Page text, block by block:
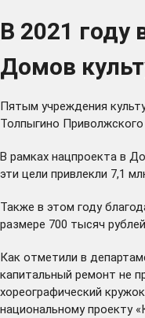
В 2021 году
Домов
Пятым учреждения
Толпыгино Приволжского
В рамках нацпроекта в
эти цели привлекли 7,1
Также в этом году
размере 700 тысяч рублей.
Как отметили в
капитальный ремонт не
хореографический
национальному проекту